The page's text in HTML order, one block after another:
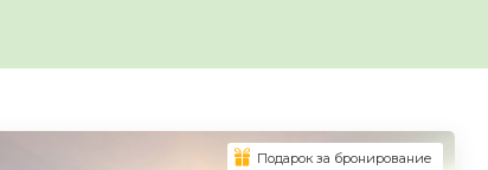
Подарок за бронирование